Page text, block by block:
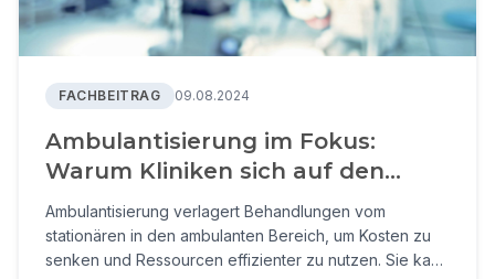
FACHBEITRAG 09.08.2024
Ambulantisierung im Fokus:
Warum Kliniken sich auf den
Wandel vorbereiten müssen
Ambulantisierung verlagert Behandlungen vom
stationären in den ambulanten Bereich, um Kosten zu
senken und Ressourcen effizienter zu nutzen. Sie kann